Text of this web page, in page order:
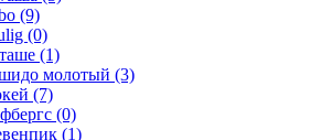
(9)
(0)
(1)
молотый (3)
(7)
(0)
(1)